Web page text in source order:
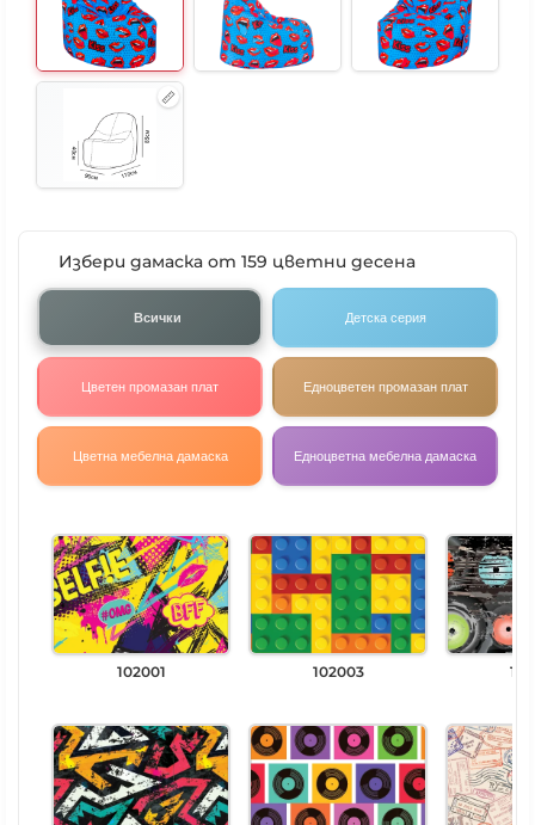
Избери дамаска от 159 цветни десена
Всички Детска серия
Цветен промазан плат Едноцветен промазан плат
Цветна мебелна дамаска Едноцветна мебелна дамаска
102001 102003